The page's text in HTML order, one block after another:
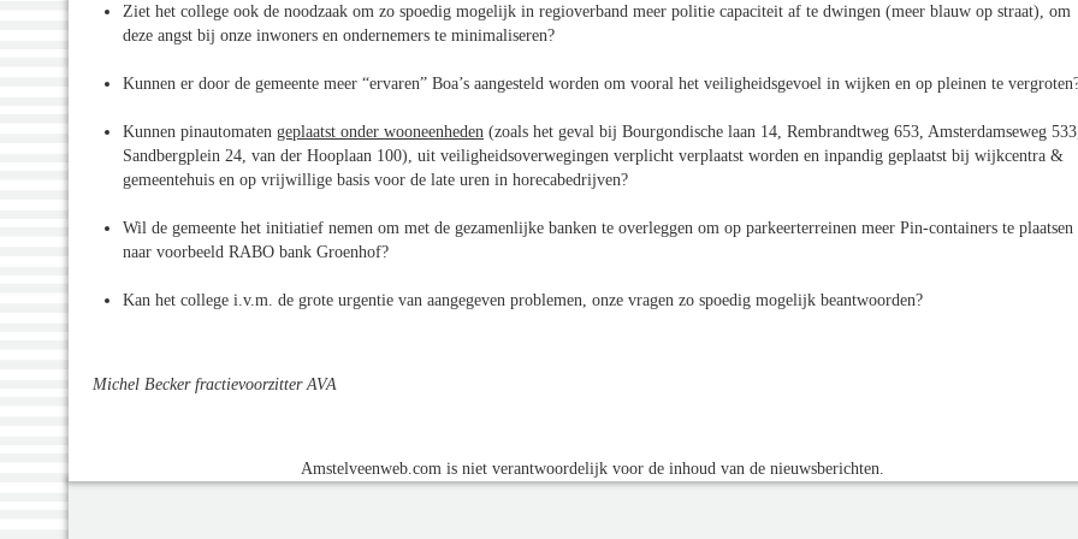
Ziet het college ook de noodzaak om zo spoedig mogelijk in regioverband meer politie capaciteit af te dwingen (meer blauw op straat), om
deze angst bij onze inwoners en ondernemers te minimaliseren?
Kunnen er door de gemeente meer “ervaren” Boa’s aangesteld worden om vooral het veiligheidsgevoel in wijken en op pleinen te
Kunnen pinautomaten geplaatst onder wooneenheden (zoals het geval bij Bourgondische laan 14, Rembrandtweg 653, Amsterdamseweg
Sandbergplein 24, van der Hooplaan 100), uit veiligheidsoverwegingen verplicht verplaatst worden en inpandig geplaatst bij wijkcentra &
gemeentehuis en op vrijwillige basis voor de late uren in horecabedrijven?
Wil de gemeente het initiatief nemen om met de gezamenlijke banken te overleggen om op parkeerterreinen meer Pin-containers te plaatsen
naar voorbeeld RABO bank Groenhof?
Kan het college i.v.m. de grote urgentie van aangegeven problemen, onze vragen zo spoedig mogelijk beantwoorden?
Michel Becker fractievoorzitter AVA
Amstelveenweb.com is niet verantwoordelijk voor de inhoud van de nieuwsberichten.